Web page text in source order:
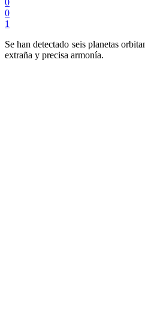
0
1
Se han detectado seis planetas
extraña y precisa armonía.